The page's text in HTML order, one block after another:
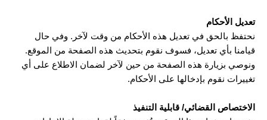
تعديل الأحكام
نحتفظ بالحق في تعديل هذه الأحكام من وقت لآخر. وفي حال
قيامنا بأي تعديل، فسوف نقوم بتحديث هذه الصفحة من الموقع.
ونوصي بزيارة هذه الصفحة من حين لآخر لضمان الاطلاع على أي
تغييرات نقوم بإدخالها على الأحكام.
الاختصاص القضائي/ قابلية التنفيذ